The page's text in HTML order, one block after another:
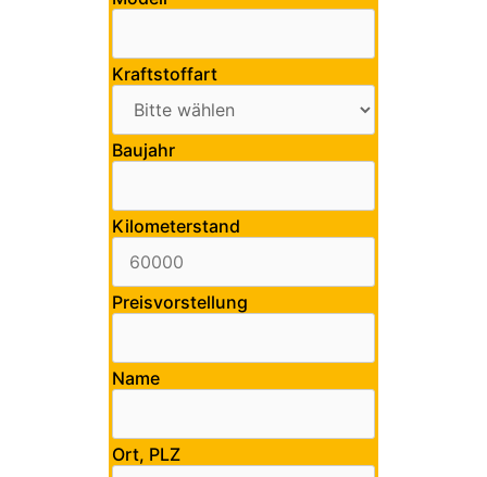
Kraftstoffart
Baujahr
Kilometerstand
Preisvorstellung
Name
Ort, PLZ